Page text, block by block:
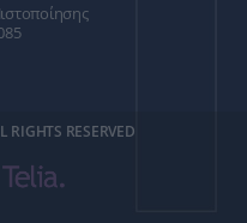
RIGHTS RESERVED